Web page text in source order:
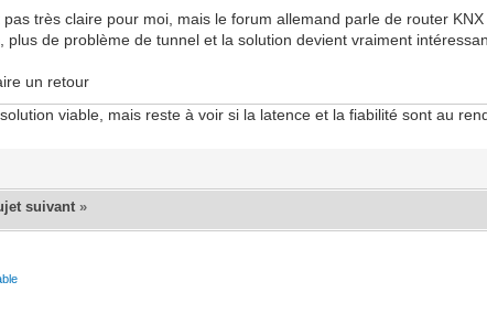
très claire pour moi, mais le forum allemand parle de router
plus de problème de tunnel et la solution devient vraiment
un retour
viable, mais reste à voir si la latence et la fiabilité sont au
suivant »